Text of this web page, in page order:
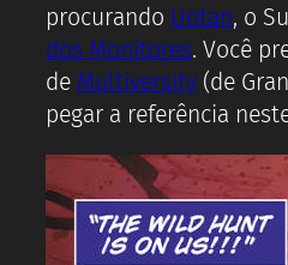
procurando Uotan, o
dos Monitores. Você
de Multiversity(de
pegar a referência